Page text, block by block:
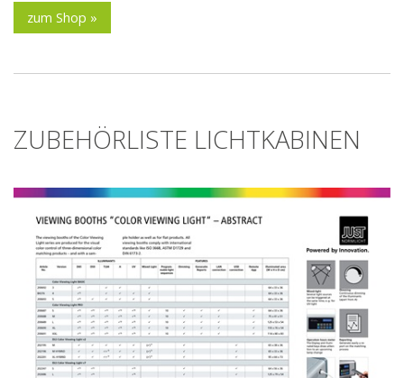
zum Shop »
ZUBEHÖRLISTE LICHTKABINEN